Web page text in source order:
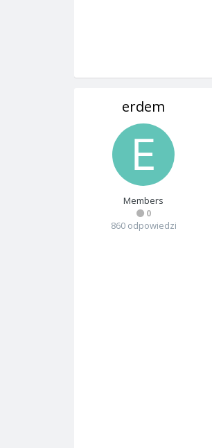
erdem
Members
0
860 odpowiedzi